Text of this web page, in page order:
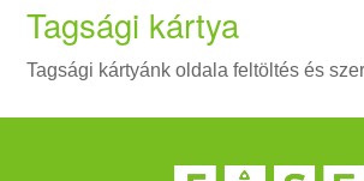
Tagsági kártya
Tagsági kártyánk oldala feltöltés és